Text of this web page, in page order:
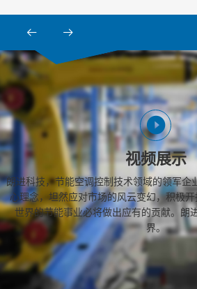
视频展示
朗进科技，节能空调控制技术领域的领军企
心理念，坦然应对市场的风云变幻，积极
世界的节能事业必将做出应有的贡献。朗
界。